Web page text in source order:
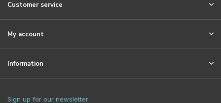
Customer service
My account
Information
Sign up for our newsletter